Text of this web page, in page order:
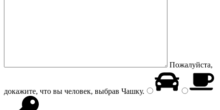
Пожалуйста,
докажите, что вы человек, выбрав Чашку.